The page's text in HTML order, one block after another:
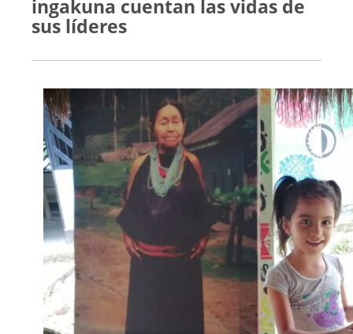
ingakuna cuentan las vidas de
sus líderes